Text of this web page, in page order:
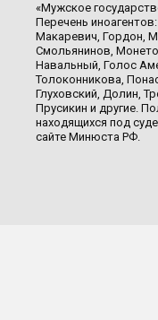
«Мужское
Перечень
Макаревич, Гордон,
Смольянинов,
Навальный, Голос
Толоконникова,
Глуховский, Долин,
Прусикин и другие.
находящихся под
сайте Минюста РФ.